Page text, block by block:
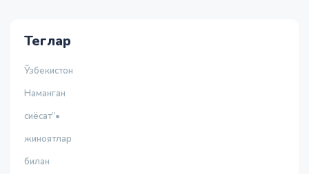
Теглар
Ўзбекистон
Наманган
сиёсат”•
жиноятлар
билан